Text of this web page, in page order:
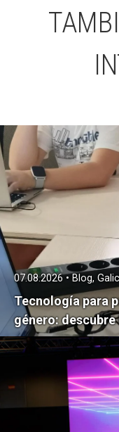
Tecnología para
género: descubre
07.08.2026 • Blog,